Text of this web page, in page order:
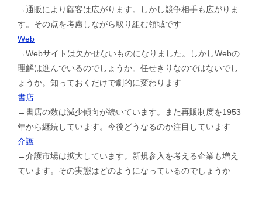
→通販により顧客は広がります。しかし競争相手も広がりま
す。その点を考慮しながら取り組む領域です
Web
→Webサイトは欠かせないものになりました。しかしWebの
理解は進んでいるのでしょうか。任せきりなのではないでし
ょうか。知っておくだけで劇的に変わります
書店
→書店の数は減少傾向が続いています。また再販制度を1953
年から継続しています。今後どうなるのか注目しています
介護
→介護市場は拡大しています。新規参入を考える企業も増え
ています。その実態はどのようになっているのでしょうか